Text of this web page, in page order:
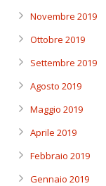
Novembre 2019
Ottobre 2019
Settembre 2019
Agosto 2019
Maggio 2019
Aprile 2019
Febbraio 2019
Gennaio 2019